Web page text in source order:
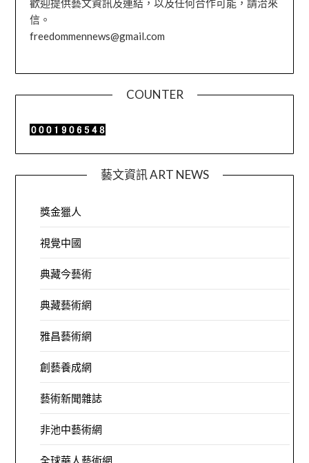
歡迎提供藝文資訊及連結，以及任何合作可能，請洽來
信。
freedommennews@gmail.com
COUNTER
藝文資訊 ART NEWS
獎金獵人
視覺中國
典藏今藝術
典藏藝術網
雅昌藝術網
創藝養成網
藝術新聞雜誌
非池中藝術網
全球華人藝術網